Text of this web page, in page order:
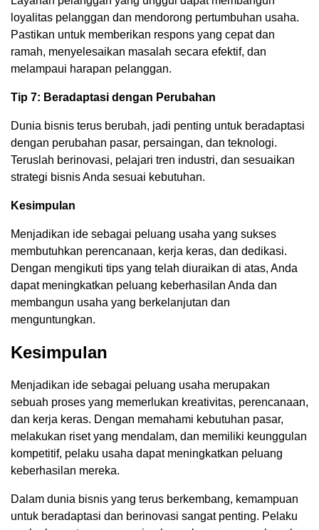
loyalitas pelanggan dan mendorong pertumbuhan usaha.
Pastikan untuk memberikan respons yang cepat dan
ramah, menyelesaikan masalah secara efektif, dan
melampaui harapan pelanggan.
Tip 7: Beradaptasi dengan Perubahan
Dunia bisnis terus berubah, jadi penting untuk beradaptasi
dengan perubahan pasar, persaingan, dan teknologi.
Teruslah berinovasi, pelajari tren industri, dan sesuaikan
strategi bisnis Anda sesuai kebutuhan.
Kesimpulan
Menjadikan ide sebagai peluang usaha yang sukses
membutuhkan perencanaan, kerja keras, dan dedikasi.
Dengan mengikuti tips yang telah diuraikan di atas, Anda
dapat meningkatkan peluang keberhasilan Anda dan
membangun usaha yang berkelanjutan dan
menguntungkan.
Kesimpulan
Menjadikan ide sebagai peluang usaha merupakan
sebuah proses yang memerlukan kreativitas, perencanaan,
dan kerja keras. Dengan memahami kebutuhan pasar,
melakukan riset yang mendalam, dan memiliki keunggulan
kompetitif, pelaku usaha dapat meningkatkan peluang
keberhasilan mereka.
Dalam dunia bisnis yang terus berkembang, kemampuan
untuk beradaptasi dan berinovasi sangat penting. Pelaku